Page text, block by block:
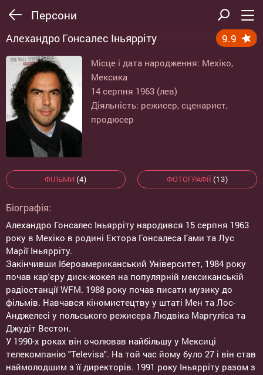
Персони
Алехандро Гонсалес Іньярріту 9.9
Місце і дата народження: Мехіко,
Мексика
14 серпня 1963 (лев)
Діяльність: режисер, сценарист,
продюсер
ФІЛЬМИ (4) ФОТОГРАФІЇ(13)
Біографія:
Алехандро Гонсалес Іньярріту народився 15 серпня 1963
року в Мехіко в родині Ектора Гонсалеса Гами та Лус
Марії Іньярріту.
Закінчивши Ібероамериканський Університет, 1984 року
почав кар'єру диск-жокея на популярній мексиканській
радіостанції WFM. 1988 року почав писати музику до
фільмів. Навчався кіномистецтву у штаті Мен та Лос-
Анджелесі у польського режисера Людвіка Маргуліса та
Джудіт Вестон.
У 1990-х роках він очолював найбільшу у Мексиці
телекомпанію "Televisa". На той час йому було 27 і він став
наймолодшим з її директорів. 1991 року Іньярріту разом з